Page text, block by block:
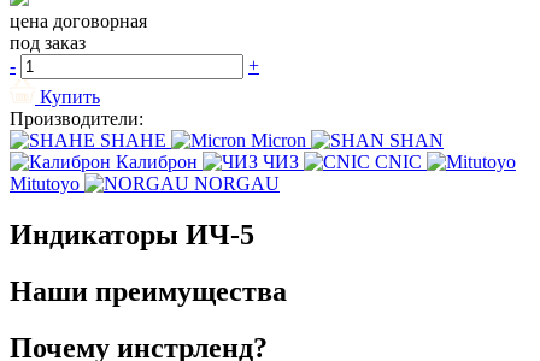
цена договорная
под заказ
-
+
Купить
Производители:
SHAHE
Micron
SHAN
Калиброн
ЧИЗ
CNIC
Mitutoyo
NORGAU
Индикаторы ИЧ-5
Наши преимущества
Почему инстрленд?